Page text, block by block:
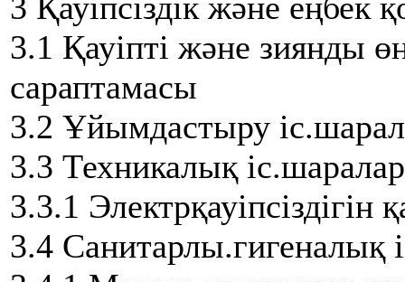
3 Қауіпсіздік және еңбек
3.1 Қауіпті және зиянды
сараптамасы
3.2 Ұйымдастыру
3.3 Техникалық іс.шаралар
3.3.1 Электрқауіпсіздігін
3.4 Санитарлы.гигеналық